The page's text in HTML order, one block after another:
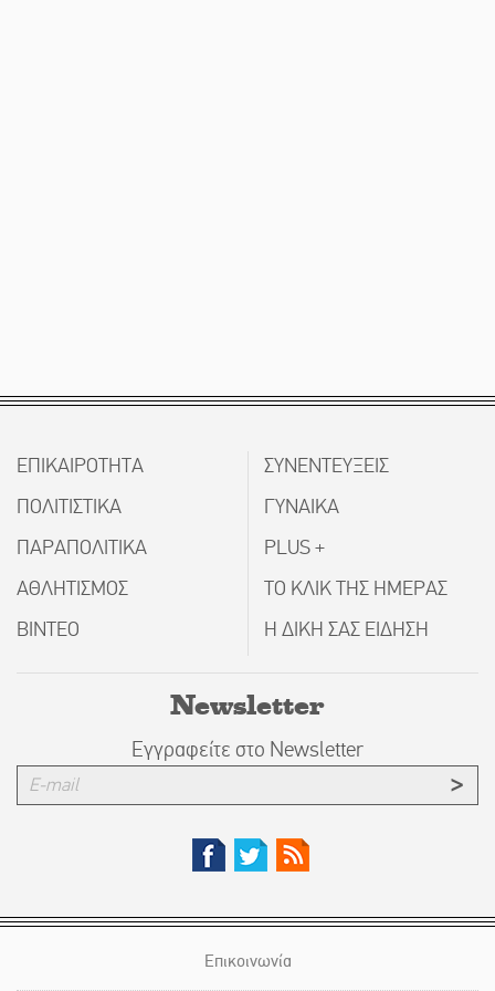
ΕΠΙΚΑΙΡΟΤΗΤΑ
ΠΟΛΙΤΙΣΤΙΚΑ
ΠΑΡΑΠΟΛΙΤΙΚΑ
ΑΘΛΗΤΙΣΜΟΣ
ΒΙΝΤΕΟ
ΣΥΝΕΝΤΕΥΞΕΙΣ
ΓΥΝΑΙΚΑ
PLUS +
ΤΟ ΚΛΙΚ ΤΗΣ ΗΜΕΡΑΣ
Η ΔΙΚΗ ΣΑΣ ΕΙΔΗΣΗ
Newsletter
Εγγραφείτε στο Newsletter
Επικοινωνία